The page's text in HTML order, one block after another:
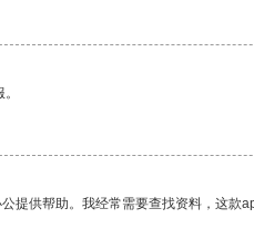
提供帮助。我经常需要查找资料，这款